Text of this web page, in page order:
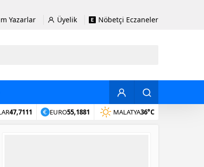
Yazarlar Üyelik Nöbetçi Eczaneler
47,7111 EURO55,1881 MALATYA36°C